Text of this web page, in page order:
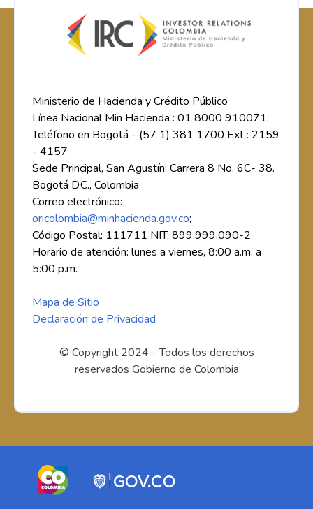
Ministerio de Hacienda y Crédito Público
Línea Nacional Min Hacienda : 01 8000 910071;
Teléfono en Bogotá - (57 1) 381 1700 Ext : 2159
- 4157
Sede Principal, San Agustín: Carrera 8 No. 6C- 38.
Bogotá D.C., Colombia
Correo electrónico:
oricolombia@minhacienda.gov.co;
Código Postal: 111711 NIT: 899.999.090-2
Horario de atención: lunes a viernes, 8:00 a.m. a
5:00 p.m.
Mapa de Sitio
Declaración de Privacidad
© Copyright 2024 - Todos los derechos
reservados Gobierno de Colombia